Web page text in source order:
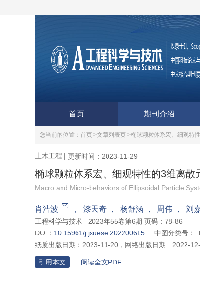
首页 期刊介绍
您当前的位置： 首页 >文章列表页 >椭球颗粒体系宏、细观特
土木工程 | 更新时间：2023-11-29
椭球颗粒体系宏、细观特性的3维离散
Macro and Micro-behaviors of Ellipsoidal Particle
肖浩波 ， 漆天奇 ， 杨舒涵 ， 周伟 ， 刘
工程科学与技术
2023年55卷第6期 页码：78-86
DOI： 10.15961/j.jsuese.202200615 中图分类号：
纸质出版日期： 2023-11-20 ， 网络出版日期： 2022-
引用本文 阅读全文PDF